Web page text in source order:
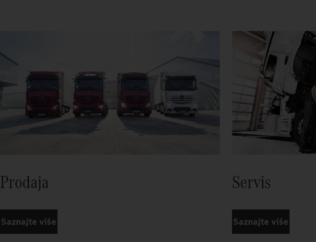
Prodaja
Saznajte više
Servis
Saznajte više